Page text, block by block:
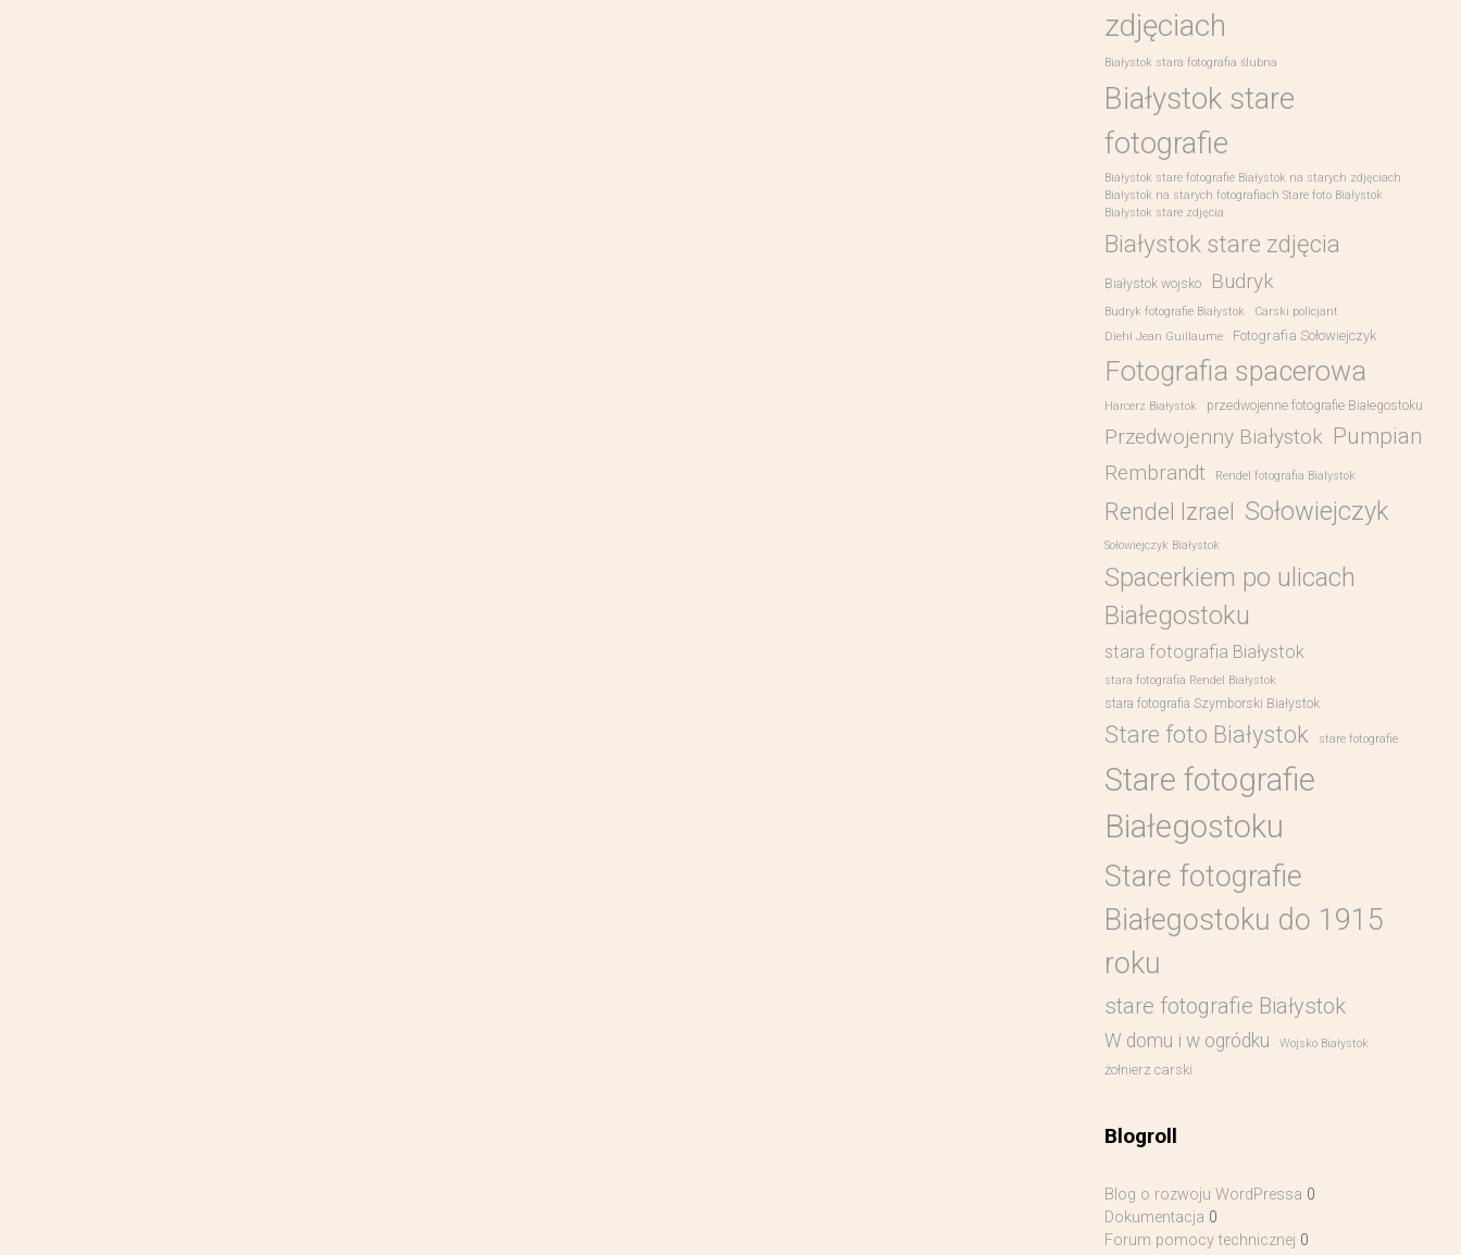
zdjęciach
Białystok stara fotografia ślubna
Białystok stare
fotografie
Białystok stare fotografie Białystok na starych zdjęciach
Białystok na starych fotografiach Stare foto Białystok
Białystok stare zdjęcia
Białystok stare zdjęcia
Białystok wojsko Budryk
Budryk fotografie Białystok
Carski policjant
Diehl Jean Guillaume
Fotografia Sołowiejczyk
Fotografia spacerowa
Harcerz Białystok przedwojenne fotografie Białegostoku
Przedwojenny Białystok Pumpian
Rembrandt Rendel fotografia Bialystok
Rendel Izrael Sołowiejczyk
Sołowiejczyk Białystok
Spacerkiem po ulicach
Białegostoku
stara fotografia Białystok
stara fotografia Rendel Białystok
stara fotografia Szymborski Białystok
Stare foto Białystok stare fotografie
Stare fotografie
Białegostoku
Stare fotografie
Białegostoku do 1915
roku
stare fotografie Białystok
W domu i w ogródku Wojsko Białystok
żołnierz carski
Blogroll
Blog o rozwoju WordPressa 0
Dokumentacja 0
Forum pomocy technicznej 0